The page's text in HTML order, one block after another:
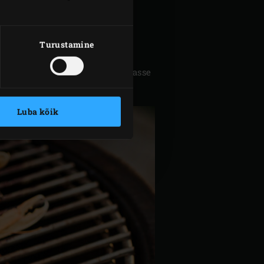
Turustamine
Luba kõik
kaetult külmkappi.
langustiinipeadel sel moel
pulber õhukindlalt suletavasse